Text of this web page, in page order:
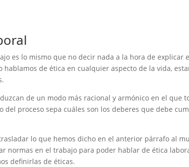
es lo mismo que no decir nada a la hora de explicar
de ética en cualquier aspecto de la vida,
de un modo más racional y armónico en el que
proceso sepa cuáles son los deberes que debe
lo que hemos dicho en el anterior párrafo al
normas en el trabajo para poder hablar de ética
definirlas de éticas.